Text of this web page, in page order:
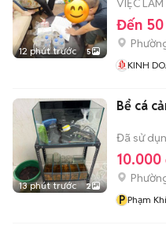
12 phút trước 5
VIỆC
Đến
KINH
13 phút trước 2
Bể cá
Đã sử
10.000
P Phạm